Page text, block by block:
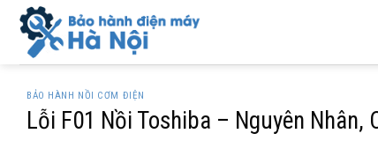
Skip
content
BẢO HÀNH NỒI CƠM ĐIỆN
Lỗi F01 Nồi Toshiba – Nguyên Nhân,